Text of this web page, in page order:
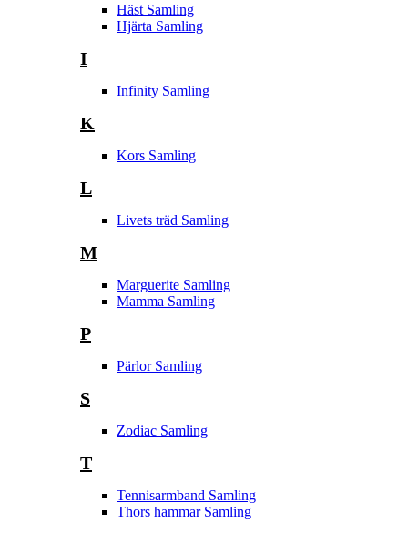
Häst Samling
Hjärta Samling
I
Infinity Samling
K
Kors Samling
L
Livets träd Samling
M
Marguerite Samling
Mamma Samling
P
Pärlor Samling
S
Zodiac Samling
T
Tennisarmband Samling
Thors hammar Samling